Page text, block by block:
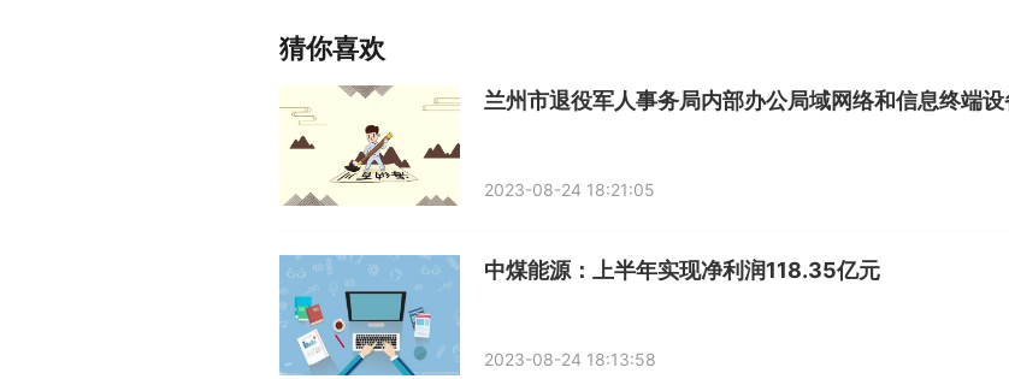
猜你喜欢
2023-08-24 18:21:05
中煤能源：上半年实现净利润118.35亿元
2023-08-24 18:13:58